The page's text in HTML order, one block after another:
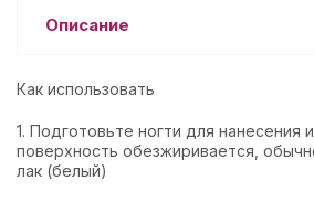
Описание
Как использовать
1. Подготовьте ногти для нанесения
поверхность обезжиривается,
лак (белый)